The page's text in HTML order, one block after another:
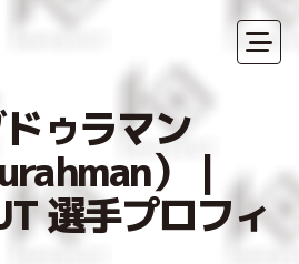
ゥラマン
）｜
選手プロフィ